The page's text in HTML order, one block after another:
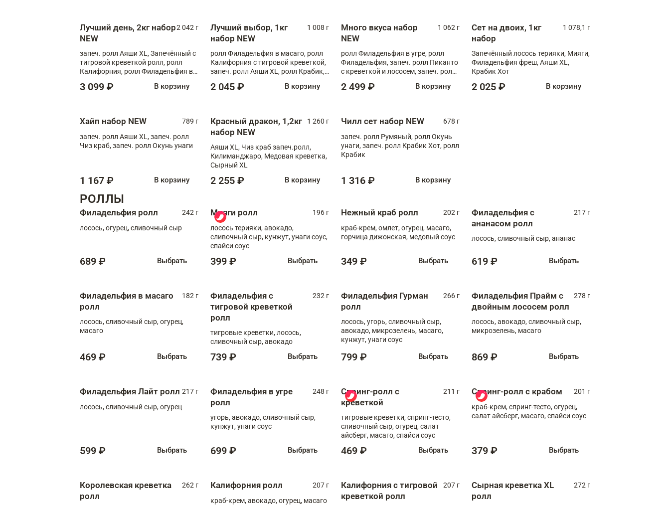
Лучший день, 2кг набор
NEW
2 042 г
запеч. ролл Аяши XL, Запечённый с
тигровой креветкой ролл, ролл
Калифорния, ролл Филадельфия в
запеч. ролл Моцарелломания, ролл
3 099 ₽ В корзину
Лучший выбор, 1кг
набор NEW
1 008 г
ролл Филадельфия в масаго, ролл
Калифорния с тигровой креветкой,
запеч. ролл Аяши XL, ролл Крабик,
2 045 ₽ В корзину
Много вкуса набор
NEW
1 062 г
ролл Филадельфия в угре, ролл
Филадельфия, запеч. ролл Пиканто
с креветкой и лососем, запеч. ролл
2 499 ₽ В корзину
Сет на двоих, 1кг
набор
1 078,1 г
Запечённый лосось терияки, Мияги,
Филадельфия фреш, Аяши XL,
Крабик Хот
2 025 ₽ В корзину
Хайп набор NEW
789 г
запеч. ролл Аяши XL, запеч. ролл
Чиз краб, запеч. ролл Окунь унаги
1 167 ₽ В корзину
Красный дракон, 1,2кг
набор NEW
1 260 г
Аяши XL, Чиз краб запеч.ролл,
Килиманджаро, Медовая креветка,
Сырный XL
2 255 ₽ В корзину
Чилл сет набор NEW
678 г
запеч. ролл Румяный, ролл Окунь
унаги, запеч. ролл Крабик Хот, ролл
Крабик
1 316 ₽ В корзину
РОЛЛЫ
Филадельфия ролл
242 г
лосось, огурец, сливочный сыр
689 ₽ Выбрать
Мияги ролл
196 г
лосось терияки, авокадо,
сливочный сыр, кунжут, унаги соус,
спайси соус
399 ₽ Выбрать
Нежный краб ролл
202 г
краб-крем, омлет, огурец, масаго,
горчица дижонская, медовый соус
349 ₽ Выбрать
Филадельфия с
ананасом ролл
217 г
лосось, сливочный сыр, ананас
619 ₽ Выбрать
Филадельфия в масаго
ролл
182 г
лосось, сливочный сыр, огурец,
масаго
469 ₽ Выбрать
Филадельфия с
тигровой креветкой
ролл
232 г
тигровые креветки, лосось,
сливочный сыр, авокадо
739 ₽ Выбрать
Филадельфия Гурман
ролл
266 г
лосось, угорь, сливочный сыр,
авокадо, микрозелень, масаго,
кунжут, унаги соус
799 ₽ Выбрать
Филадельфия Прайм с
двойным лососем ролл
278 г
лосось, авокадо, сливочный сыр,
микрозелень, масаго
869 ₽ Выбрать
Филадельфия Лайт ролл 217 г
лосось, сливочный сыр, огурец
599 ₽ Выбрать
Филадельфия в угре
ролл
248 г
угорь, авокадо, сливочный сыр,
кунжут, унаги соус
699 ₽ Выбрать
Спринг-ролл с
креветкой
211 г
тигровые креветки, спринг-тесто,
сливочный сыр, огурец, салат
айсберг, масаго, спайси соус
469 ₽ Выбрать
Спринг-ролл с крабом
201 г
краб-крем, спринг-тесто, огурец,
салат айсберг, масаго, спайси соус
379 ₽ Выбрать
Королевская креветка
ролл
262 г Калифорния ролл
207 г
краб-крем, авокадо, огурец, масаго
Калифорния с тигровой
креветкой ролл
207 г
Сырная креветка XL
ролл
272 г